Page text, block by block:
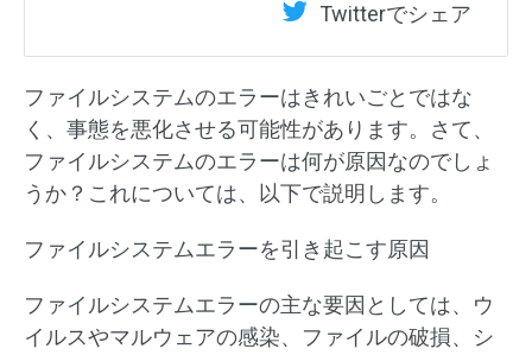
Twitterでシェア
ファイルシステムのエラーはきれいごとではな
く、事態を悪化させる可能性があります。さて、
ファイルシステムのエラーは何が原因なのでしょ
うか？これについては、以下で説明します。
ファイルシステムエラーを引き起こす原因
ファイルシステムエラーの主な要因としては、ウ
イルスやマルウェアの感染、ファイルの破損、シ